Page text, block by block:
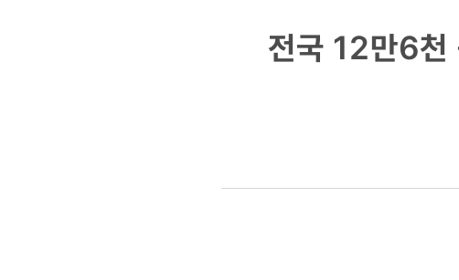
전국
힘으로
전국 12만6천